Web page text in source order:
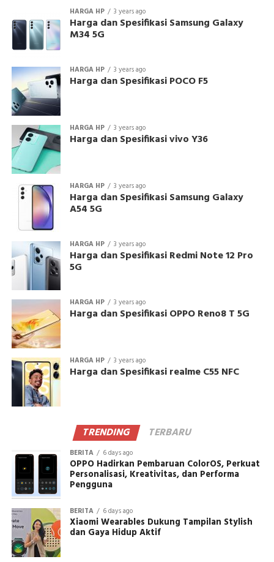
HARGA HP 3 years ago
Harga dan Spesifikasi Samsung Galaxy
M34 5G
HARGA HP 3 years ago
Harga dan Spesifikasi POCO F5
HARGA HP 3 years ago
Harga dan Spesifikasi vivo Y36
HARGA HP 3 years ago
Harga dan Spesifikasi Samsung Galaxy
A54 5G
HARGA HP 3 years ago
Harga dan Spesifikasi Redmi Note 12 Pro
5G
HARGA HP 3 years ago
Harga dan Spesifikasi OPPO Reno8 T 5G
HARGA HP 3 years ago
Harga dan Spesifikasi realme C55 NFC
TRENDING TERBARU
BERITA 6 days ago
OPPO Hadirkan Pembaruan ColorOS, Perkuat
Personalisasi, Kreativitas, dan Performa
Pengguna
BERITA 6 days ago
Xiaomi Wearables Dukung Tampilan Stylish
dan Gaya Hidup Aktif